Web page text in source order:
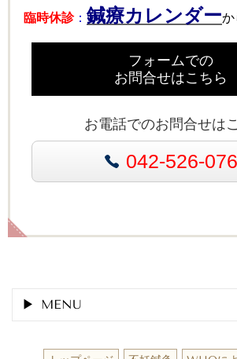
臨時休診： 鍼療カレンダーか
フォームでの
お問合せはこちら
お電話でのお問合せは
042-526-
MENU